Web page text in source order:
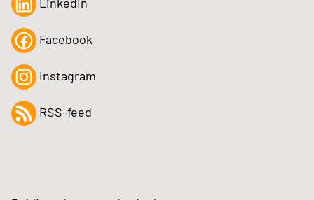
Facebook
Instagram
RSS-feed